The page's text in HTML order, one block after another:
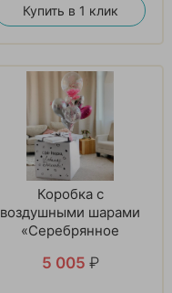
Купить в 1 клик
Коробка с
воздушными шарами
«Серебрянное
5 005 ₽